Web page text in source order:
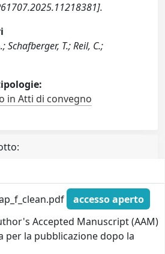
Schafberger, T.; Reil, C.;
in Atti di convegno
accesso aperto
Accepted Manuscript (AAM)
per la pubblicazione dopo la